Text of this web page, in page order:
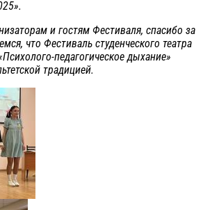
и гостям Фестиваля, спасибо за
что Фестиваль студенческого театра
педагогическое дыхание»
традицией.